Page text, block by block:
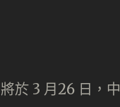
於 3 月26 日，中